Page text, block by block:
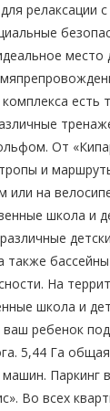
релаксации
место
есть
От
и
на
школа и
также
На
школа и
ребенок
5,44 Га
Паркинг
Во всех